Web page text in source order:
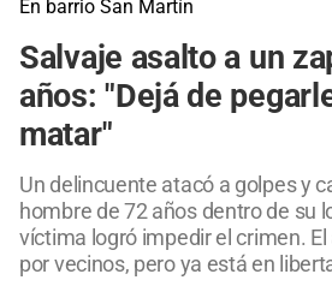
En barrio San Martín
Salvaje asalto a un
años: "Dejá de
matar"
Un delincuente atacó a golpes y
hombre de 72 años dentro de su
víctima logró impedir el crimen.
por vecinos, pero ya está en